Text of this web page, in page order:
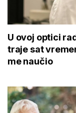
U ovoj optici
traje sat
me naučio